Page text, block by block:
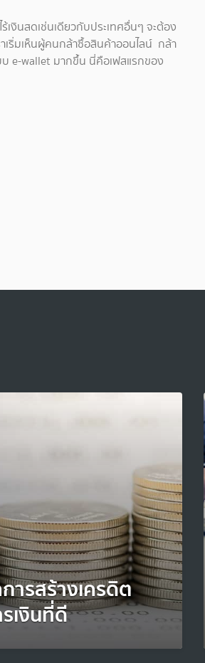
เงินสดเช่นเดียวกับประเทศอื่นๆ จะต้อง
เริ่มเห็นผู้คนกล้าซื้อสินค้าออนไลน์ กล้า
บ e-wallet มากขึ้น นี่คือเฟสแรกของ
ารสร้างเครดิต
เงินที่ดี